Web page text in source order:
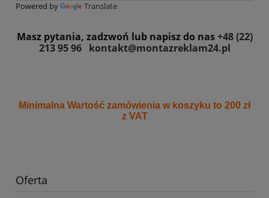
Powered by Translate
Masz pytania, zadzwoń lub napisz do nas+48 (22)
213 95 96
kontakt@montazreklam24.pl
Minimalna Wartość zamówienia w koszyku to 200 zł
z VAT
Oferta